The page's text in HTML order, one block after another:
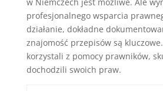
w Niemczech jest możliwe. Ale
profesjonalnego wsparcia
działanie, dokładne
znajomość przepisów są
korzystali z pomocy prawników,
dochodzili swoich praw.